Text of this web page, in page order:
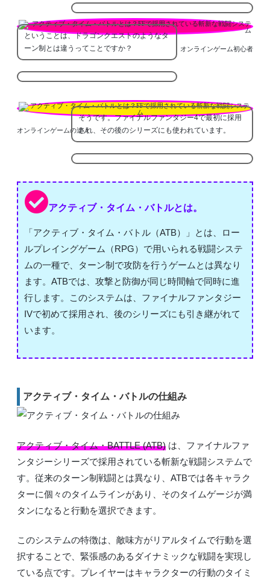
オンラインゲーム初心者
ということは、ドラゴンクエストのようなタ
ーン制とは違うってことですか？
オンラインゲームの達人
そうです。ファイナルファンタジー4で最初に採用
され、その後のシリーズにも使われています。
アクティブ・タイム・バトルとは。
「アクティブ・タイム・バトル（ATB）」とは、ロー
ルプレイングゲーム（RPG）で用いられる戦闘システ
ムの一種で、ターン制で攻防を行うゲームとは異なり
ます。ATBでは、攻撃と防御が同じ時間軸で同時に進
行します。このシステムは、ファイナルファンタジー
IVで初めて採用され、後のシリーズにも引き継がれて
います。
アクティブ・タイム・バトルの仕組み
アクティブ・タイム・BATTLE (ATB) は、ファイナルファ
ンタジーシリーズで採用されている斬新な戦闘システムで
す。従来のターン制戦闘とは異なり、ATBでは各キャラク
ターに個々のタイムラインがあり、そのタイムゲージが満
タンになると行動を選択できます。
このシステムの特徴は、敵味方がリアルタイムで行動を選
択することで、緊張感のあるダイナミックな戦闘を実現し
ている点です。プレイヤーはキャラクターの行動のタイミ